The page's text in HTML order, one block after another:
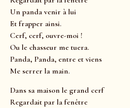
Un panda venir à lui
Et frapper ainsi.
Cerf, cerf, ouvre-moi !
Ou le chasseur me tuera.
Panda, Panda, entre et viens
Me serrer la main.
Dans sa maison le grand cerf
Regardait par la fenêtre